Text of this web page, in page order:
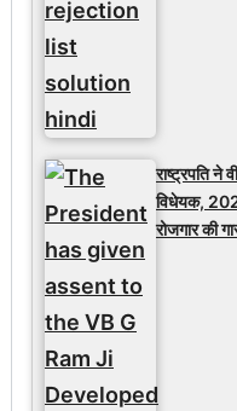
राष्ट्रपति ने
विधेयक,
रोजगार की